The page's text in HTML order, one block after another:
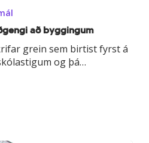
að byggingum
grein sem birtist fyrst á
og þá…